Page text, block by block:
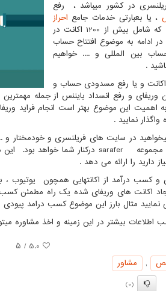
در کشور میباشد ، رفع
، یا بعبارتی خدمات جامع احراز
حساب و ... که شامل بیش از 1200 اکانت در
در ادامه به موضوع افتتاح حساب
بین المللی و .... خواهیم
.
و یا رفع مسدودی حساب و
و رفع انسداد بایننس از جمله
به اهمیت این موضوع بهتر است انجام فراید
نمایید .
در سایت های فریلنسری و خودمختار
، مجموعه sarafer درکنار شما خواهد بود.
دارید را ارائه می دهد .
و کسب درآمد از اکانتهایی همچون یوتیوب
اکانت های وریفای شده یک راه مطمئن کسب
مثال بارز این موضوع کسب درامد پیودی
اطلاعات بیشتر در این زمینه و اخذ مشاوره
5.0 / ۵
,
مشاور
(0)